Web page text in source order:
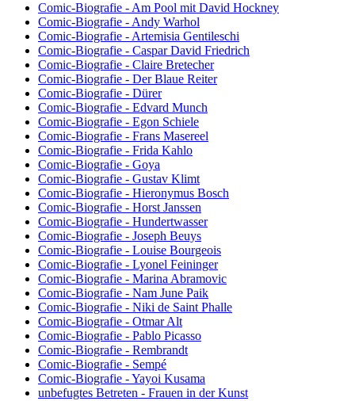
Comic-Biografie - Am Pool mit David Hockney
Comic-Biografie - Andy Warhol
Comic-Biografie - Artemisia Gentileschi
Comic-Biografie - Caspar David Friedrich
Comic-Biografie - Claire Bretecher
Comic-Biografie - Der Blaue Reiter
Comic-Biografie - Dürer
Comic-Biografie - Edvard Munch
Comic-Biografie - Egon Schiele
Comic-Biografie - Frans Masereel
Comic-Biografie - Frida Kahlo
Comic-Biografie - Goya
Comic-Biografie - Gustav Klimt
Comic-Biografie - Hieronymus Bosch
Comic-Biografie - Horst Janssen
Comic-Biografie - Hundertwasser
Comic-Biografie - Joseph Beuys
Comic-Biografie - Louise Bourgeois
Comic-Biografie - Lyonel Feininger
Comic-Biografie - Marina Abramovic
Comic-Biografie - Nam June Paik
Comic-Biografie - Niki de Saint Phalle
Comic-Biografie - Otmar Alt
Comic-Biografie - Pablo Picasso
Comic-Biografie - Rembrandt
Comic-Biografie - Sempé
Comic-Biografie - Yayoi Kusama
unbefugtes Betreten - Frauen in der Kunst